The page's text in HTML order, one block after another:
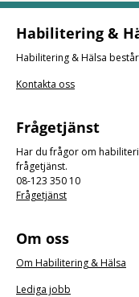
Habilitering &
Habilitering & Hälsa
Kontakta oss
Frågetjänst
Har du frågor om
frågetjänst.
08-123 350 10
Frågetjänst
Om oss
Om Habilitering & Hälsa
Lediga jobb